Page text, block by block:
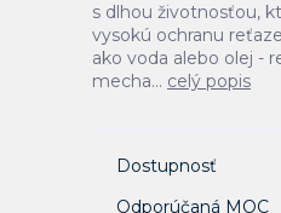
s dlhou životnosťou,
vysokú ochranu
ako voda alebo olej -
mecha... celý popis
Dostupnosť
Odporúčaná MOC